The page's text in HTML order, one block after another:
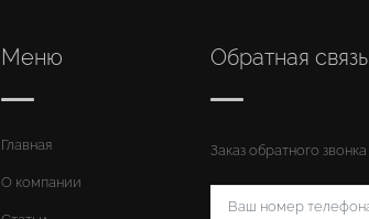
Меню
Главная
О компании
Обратная связь
Заказ обратного звонка